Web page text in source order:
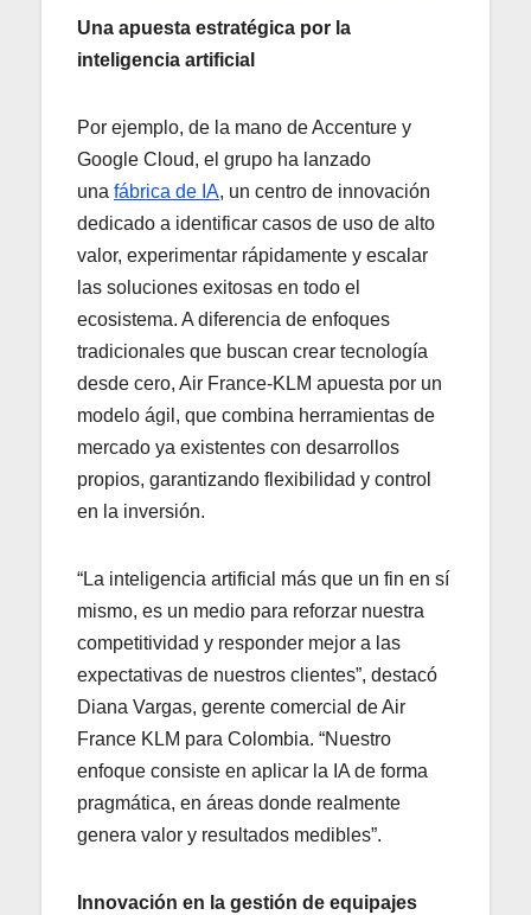
Una apuesta estratégica por la
inteligencia artificial
Por ejemplo, de la mano de Accenture y
Google Cloud, el grupo ha lanzado
una fábrica de IA, un centro de innovación
dedicado a identificar casos de uso de alto
valor, experimentar rápidamente y escalar
las soluciones exitosas en todo el
ecosistema. A diferencia de enfoques
tradicionales que buscan crear tecnología
desde cero, Air France-KLM apuesta por un
modelo ágil, que combina herramientas de
mercado ya existentes con desarrollos
propios, garantizando flexibilidad y control
en la inversión.
“La inteligencia artificial más que un fin en sí
mismo, es un medio para reforzar nuestra
competitividad y responder mejor a las
expectativas de nuestros clientes”, destacó
Diana Vargas, gerente comercial de Air
France KLM para Colombia. “Nuestro
enfoque consiste en aplicar la IA de forma
pragmática, en áreas donde realmente
genera valor y resultados medibles”.
Innovación en la gestión de equipajes